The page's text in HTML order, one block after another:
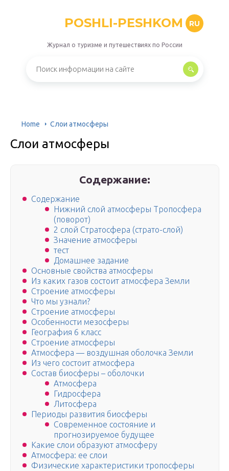
POSHLI-PESHKOM RU
Журнал о туризме и путешествиях по России
Home Слои атмосферы
Слои атмосферы
Содержание:
Содержание
Нижний слой атмосферы Тропосфера
(поворот)
2 слой Стратосфера (страто-слой)
Значение атмосферы
тест
Домашнее задание
Основные свойства атмосферы
Из каких газов состоит атмосфера Земли
Строение атмосферы
Что мы узнали?
Строение атмосферы
Особенности мезосферы
География 6 класс
Строение атмосферы
Атмосфера — воздушная оболочка Земли
Из чего состоит атмосфера
Состав биосферы – оболочки
Атмосфера
Гидросфера
Литосфера
Периоды развития биосферы
Современное состояние и
прогнозируемое будущее
Какие слои образуют атмосферу
Атмосфера: ее слои
Физические характеристики тропосферы